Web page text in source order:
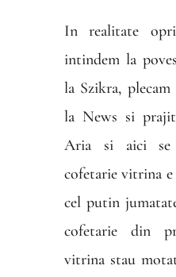
In realitate
intindem la
la Szikra,
la News si
Aria si aici
cofetarie vitrina
cel putin
cofetarie din
vitrina stau